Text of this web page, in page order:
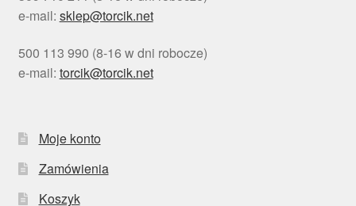
e-mail: sklep@torcik.net
500 113 990 (8-16 w dni robocze)
e-mail: torcik@torcik.net
Moje konto
Zamówienia
Koszyk